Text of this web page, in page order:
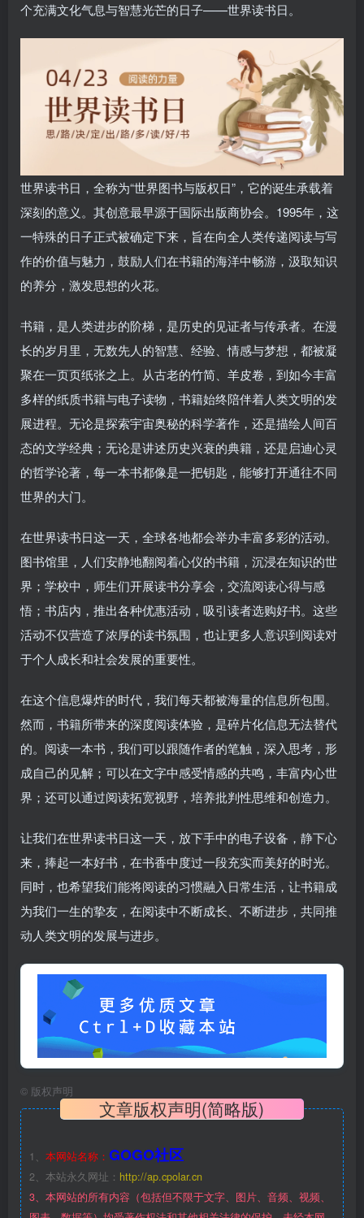
个充满文化气息与智慧光芒的日子——世界读书日。
世界读书日，全称为“世界图书与版权日”，它的诞生承载着
深刻的意义。其创意最早源于国际出版商协会。1995年，这
一特殊的日子正式被确定下来，旨在向全人类传递阅读与写
作的价值与魅力，鼓励人们在书籍的海洋中畅游，汲取知识
的养分，激发思想的火花。
书籍，是人类进步的阶梯，是历史的见证者与传承者。在漫
长的岁月里，无数先人的智慧、经验、情感与梦想，都被凝
聚在一页页纸张之上。从古老的竹简、羊皮卷，到如今丰富
多样的纸质书籍与电子读物，书籍始终陪伴着人类文明的发
展进程。无论是探索宇宙奥秘的科学著作，还是描绘人间百
态的文学经典；无论是讲述历史兴衰的典籍，还是启迪心灵
的哲学论著，每一本书都像是一把钥匙，能够打开通往不同
世界的大门。
在世界读书日这一天，全球各地都会举办丰富多彩的活动。
图书馆里，人们安静地翻阅着心仪的书籍，沉浸在知识的世
界；学校中，师生们开展读书分享会，交流阅读心得与感
悟；书店内，推出各种优惠活动，吸引读者选购好书。这些
活动不仅营造了浓厚的读书氛围，也让更多人意识到阅读对
于个人成长和社会发展的重要性。
在这个信息爆炸的时代，我们每天都被海量的信息所包围。
然而，书籍所带来的深度阅读体验，是碎片化信息无法替代
的。阅读一本书，我们可以跟随作者的笔触，深入思考，形
成自己的见解；可以在文字中感受情感的共鸣，丰富内心世
界；还可以通过阅读拓宽视野，培养批判性思维和创造力。
让我们在世界读书日这一天，放下手中的电子设备，静下心
来，捧起一本好书，在书香中度过一段充实而美好的时光。
同时，也希望我们能将阅读的习惯融入日常生活，让书籍成
为我们一生的挚友，在阅读中不断成长、不断进步，共同推
动人类文明的发展与进步。
© 版权声明
文章版权声明(简略版)
1、 本网站名称： GOGO社区
2、本站永久网址： http://ap.cpolar.cn
3、本网站的所有内容（包括但不限于文字、图片、音频、视频、